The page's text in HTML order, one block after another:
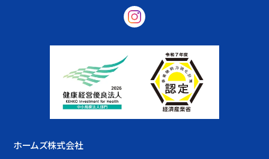
ホームズ株式会社